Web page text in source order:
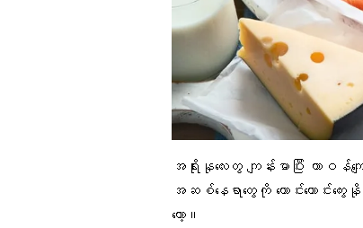
အရိုးနုလေးတွ ကျန်းမာပြီး တာဝ
အဆစ်နေရာတွေ ကို ကောင်းကော
တော့။